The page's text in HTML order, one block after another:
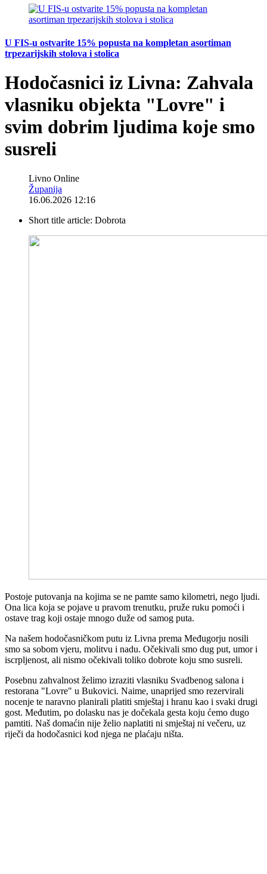
U FIS-u ostvarite 15% popusta na kompletan asortiman
trpezarijskih stolova i stolica
Hodočasnici iz Livna: Zahvala
vlasniku objekta "Lovre" i
svim dobrim ljudima koje smo
susreli
Livno Online
Županija
16.06.2026 12:16
Short title article: Dobrota
Postoje putovanja na kojima se ne pamte samo kilometri, nego ljudi.
Ona lica koja se pojave u pravom trenutku, pruže ruku pomoći i
ostave trag koji ostaje mnogo duže od samog puta.
Na našem hodočasničkom putu iz Livna prema Međugorju nosili
smo sa sobom vjeru, molitvu i nadu. Očekivali smo dug put, umor i
iscrpljenost, ali nismo očekivali toliko dobrote koju smo susreli.
Posebnu zahvalnost želimo izraziti vlasniku Svadbenog salona i
restorana "Lovre" u Bukovici. Naime, unaprijed smo rezervirali
nocenje te naravno planirali platiti smještaj i hranu kao i svaki drugi
gost. Međutim, po dolasku nas je dočekala gesta koju ćemo dugo
pamtiti. Naš domaćin nije želio naplatiti ni smještaj ni večeru, uz
riječi da hodočasnici kod njega ne plaćaju ništa.